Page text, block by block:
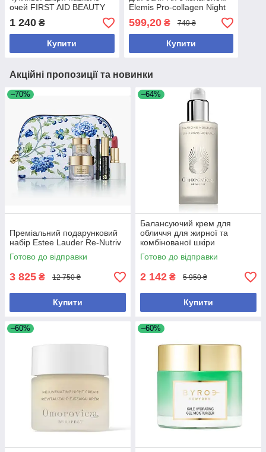
очей FIRST AID BEAUTY
Hydrating Eye Cream with
Hyaluronic Acid 15 ml
1 240 ₴
Купити
Elemis Pro-collagen Night
Cream 15 ml
599,20₴ 749 ₴
Купити
Акційні пропозиції та новинки
–70%
Преміальний подарунковий
набір Estee Lauder Re-Nutriv
Готово до відправки
3 825 ₴ 12 750 ₴
Купити
–64%
Балансуючий крем для
обличчя для жирної та
комбінованої шкіри
Omorovicza Balancing
Moisturiser 50 мл
Готово до відправки
2 142 ₴ 5 950 ₴
Купити
–60% –60%